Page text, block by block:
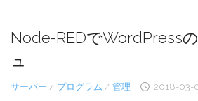
Node-REDでWordPress
ュ
サーバー / プログラム / 管理 2018-03-